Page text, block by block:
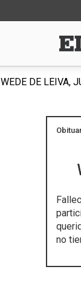
WEDE DE LEIVA,
no